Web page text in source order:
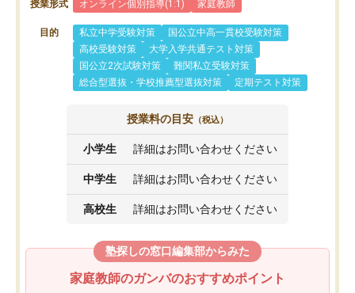
授業形式 オンライン個別指導(1:1) 家庭教師
目的 私立中学受験対策
国公立中高一貫校受験対策
高校受験対策
大学入学共通テスト対策
国公立2次試験対策
難関私立受験対策
総合型選抜・学校推薦型選抜対策
定期テスト対策
授業料の目安 （税込）
小学生 詳細はお問い合わせください
中学生 詳細はお問い合わせください
高校生 詳細はお問い合わせください
塾探しの窓口編集部からみた
家庭教師のガンバのおすすめポイント